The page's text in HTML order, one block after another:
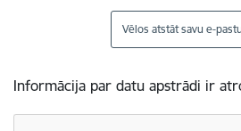
Vēlos atstāt savu e-
Informācija par datu apstrādi ir